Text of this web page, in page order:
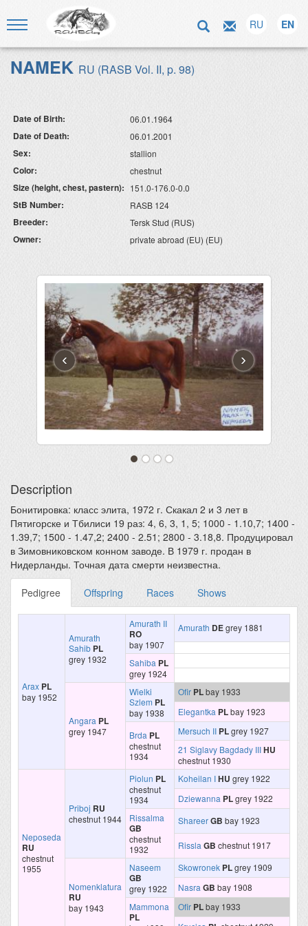
RU EN
NAMEK RU (RASB Vol. II, p. 98)
Date of Birth: 06.01.1964
Date of Death: 06.01.2001
Sex: stallion
Color: chestnut
Size (height, chest, pastern): 151.0-176.0-0.0
StB Number: RASB 124
Breeder: Tersk Stud (RUS)
Owner: private abroad (EU) (EU)
‹ ›
Description
Бонитировка: класс элита, 1972 г. Скакал 2 и 3 лет в
Пятигорске и Тбилиси 19 раз: 4, 6, 3, 1, 5; 1000 - 1.10,7; 1400 -
1.39,7; 1500 - 1.47,2; 2400 - 2.51; 2800 - 3.18,8. Продуцировал
в Зимовниковском конном заводе. В 1979 г. продан в
Нидерланды. Точная дата смерти неизвестна.
Pedigree Offspring Races Shows
Arax PL
bay 1952
Amurath
Sahib PL
grey 1932
Amurath II
RO
bay 1907
Amurath DEgrey 1881
Sahiba PL
grey 1924
Angara PL
grey 1947
Wielki
Szlem PL
bay 1938
Ofir PLbay 1933
Elegantka PLbay 1923
Brda PL
chestnut
1934
Mersuch II PLgrey 1927
21 Siglavy Bagdady IIIHU
chestnut 1930
Neposeda
RU
chestnut
1955
Priboj RU
chestnut 1944
Piolun PL
chestnut
1934
Koheilan IHU grey 1922
Dziewanna PLgrey 1922
Rissalma
GB
chestnut
1932
ShareerGB bay 1923
Rissla GB chestnut 1917
Nomenklatura
RU
bay 1943
Naseem
GB
grey 1922
Skowronek PLgrey 1909
Nasra GB bay 1908
Mammona
PL
Ofir PLbay 1933